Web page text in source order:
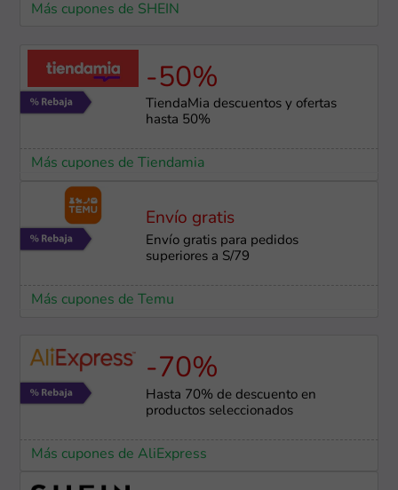
Más cupones de SHEIN
-50%
TiendaMia descuentos y ofertas
hasta 50%
Más cupones de Tiendamia
Envío gratis
Envío gratis para pedidos
superiores a S/79
Más cupones de Temu
-70%
Hasta 70% de descuento en
productos seleccionados
Más cupones de AliExpress